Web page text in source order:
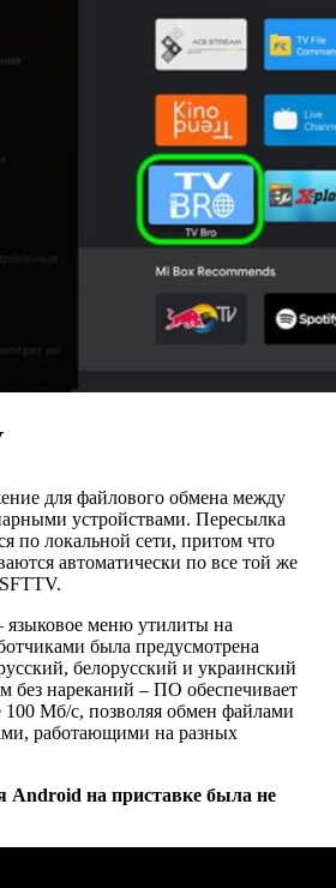
для файлового обмена между
устройствами. Пересылка
по локальной сети, притом что
автоматически по все той же
меню утилиты на
была предусмотрена
белорусский и украинский
без нареканий – ПО обеспечивает
100 Мб/с, позволяя обмен файлами
работающими на разных
Android на приставке была не